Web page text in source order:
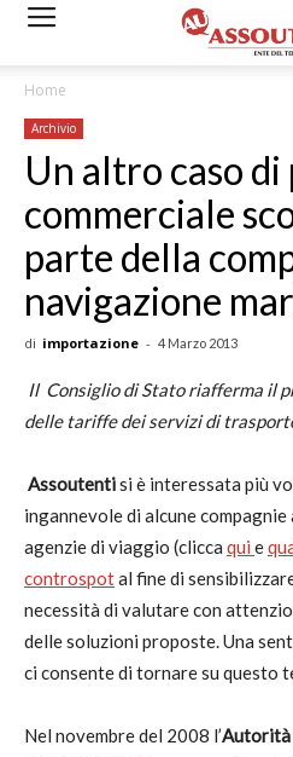
Home
Archivio
Un altro caso di
commerciale
parte della
navigazione
di importazione - 4 Marzo 2013
Il Consiglio di Stato riafferma il
delle tariffe dei servizi di
Assoutentisi è interessata più
ingannevole di alcune
agenzie di viaggio (clicca qui e
controspotal fine di
necessità di valutare con
delle soluzioni proposte. Una
ci consente di tornare su questo
Nel novembre del 2008 l’Autorità